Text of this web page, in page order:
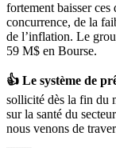
fortement baisser ces
concurrence, de la
de l’inflation. Le
59 M$ en Bourse.
👍 Le système de
sollicité dès la fin du
sur la santé du
nous venons de